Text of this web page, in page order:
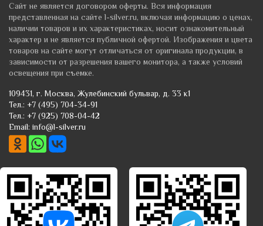
Сайт не является договором оферты. Вся информация
представленная на сайте l-silver.ru, включая информацию о ценах,
наличии товаров и их характеристиках, носит ознакомительный
характер и не является публичной офертой. Изображения и цвета
товаров на сайте могут отличаться от оригинала продукции, в
зависимости от разрешения вашего монитора, а также условий
освещения при съемке.
109431, г. Москва,Жулебинский бульвар, д. 33 к1
Тел.: +7 (495) 704-34-91
Тел.: +7 (925) 708-04-42
Email: info@l-silver.ru